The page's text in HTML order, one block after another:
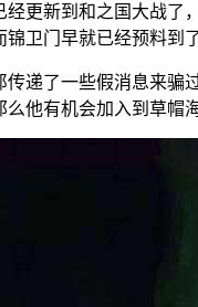
经更新到和之国大战了
卫门早就已经预料到
传递了一些假消息来骗
他有机会加入到草帽